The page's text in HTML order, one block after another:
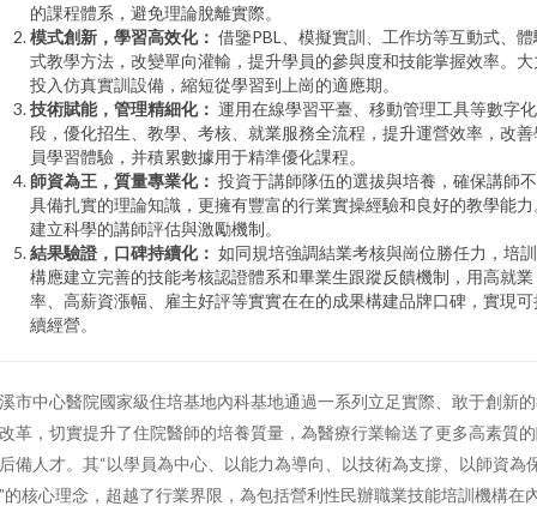
的課程體系，避免理論脫離實際。
模式創新，學習高效化： 借鑒PBL、模擬實訓、工作坊等互動式、體
式教學方法，改變單向灌輸，提升學員的參與度和技能掌握效率。大
投入仿真實訓設備，縮短從學習到上崗的適應期。
技術賦能，管理精細化： 運用在線學習平臺、移動管理工具等數字
段，優化招生、教學、考核、就業服務全流程，提升運營效率，改善
員學習體驗，并積累數據用于精準優化課程。
師資為王，質量專業化： 投資于講師隊伍的選拔與培養，確保講師
具備扎實的理論知識，更擁有豐富的行業實操經驗和良好的教學能力
建立科學的講師評估與激勵機制。
結果驗證，口碑持續化： 如同規培強調結業考核與崗位勝任力，培
構應建立完善的技能考核認證體系和畢業生跟蹤反饋機制，用高就業
率、高薪資漲幅、雇主好評等實實在在的成果構建品牌口碑，實現可
續經營。
市中心醫院國家級住培基地內科基地通過一系列立足實際、敢于創新
革，切實提升了住院醫師的培養質量，為醫療行業輸送了更多高素質
備人才。其“以學員為中心、以能力為導向、以技術為支撐、以師資為
的核心理念，超越了行業界限，為包括營利性民辦職業技能培訓機構在